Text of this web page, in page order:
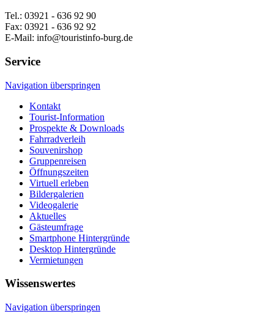
Tel.: 03921 - 636 92 90
Fax: 03921 - 636 92 92
E-Mail: info@touristinfo-burg.de
Service
Navigation überspringen
Kontakt
Tourist-Information
Prospekte & Downloads
Fahrradverleih
Souvenirshop
Gruppenreisen
Öffnungszeiten
Virtuell erleben
Bildergalerien
Videogalerie
Aktuelles
Gästeumfrage
Smartphone Hintergründe
Desktop Hintergründe
Vermietungen
Wissenswertes
Navigation überspringen